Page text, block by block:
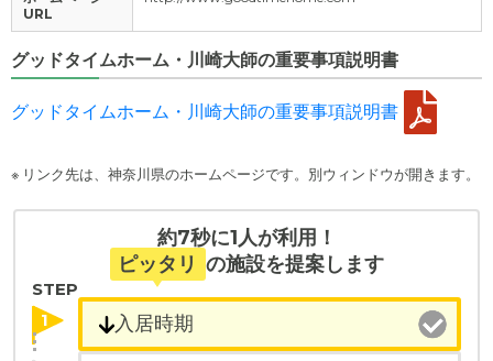
URL
グッドタイムホーム・川崎大師の重要事項説明書
グッドタイムホーム・川崎大師の重要事項説明書
※ リンク先は、神奈川県のホームページです。別ウィンドウが開きます。
約7秒に1人が利用！
ピッタリ の施設を提案します
STEP
1